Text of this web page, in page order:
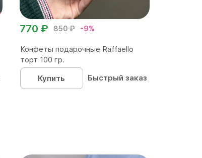
850 ₽ -9%
770 ₽
Конфеты подарочные Raffaello
торт 100 гр.
Купить
Быстрый заказ